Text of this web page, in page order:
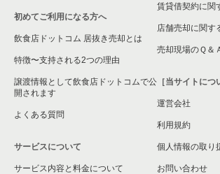
大阪市城東区の飲食店の居抜き売却物件の案件
大阪市旭区の飲食店の居抜き売却物件の案件一
和泉市の飲食店の居抜き売却物件の案件一覧
池田市の飲食店の居抜き売却物件の案件一覧
大阪市大正区の飲食店の居抜き売却物件の案件
初めてご利用になる方へ
飲食店ドットコム 居抜き売却とは
特徴〜支持される2つの理由
譲渡情報として飲食店ドットコムで公
開されます
よくある質問
サービスについて
サービス内容と料金について
賃貸借契約に関
店舗売却に関す
売却現場のＱ＆
［当サイトにつ
運営会社
利用規約
個人情報の取り
お問い合わせ